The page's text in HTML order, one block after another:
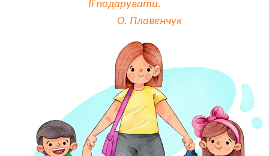
Її подарувати.
О. Плавенчук